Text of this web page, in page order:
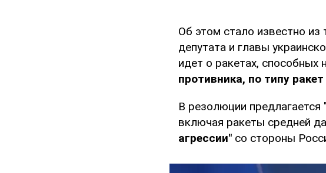
Об этом стало известно из
депутата и главы
идет о ракетах, способных
противника, по типу
В резолюции
включая ракеты средней
агрессии" со стороны